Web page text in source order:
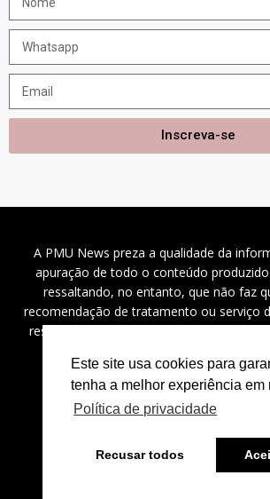
Inscreva-se
A PMU News preza a qualidade da
apuração de todo o conteúdo
ressaltando, no entanto, que não faz
recomendação de tratamento ou serviço
responsabilizando por problemas de
2024 ©PMU News– Todos os
Bravíssimo
Este site usa cookies para
tenha a melhor experiência em
Política de privacidade
Recusar todos